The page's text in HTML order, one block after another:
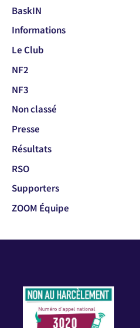
BaskIN
Informations
Le Club
NF2
NF3
Non classé
Presse
Résultats
RSO
Supporters
ZOOM Équipe